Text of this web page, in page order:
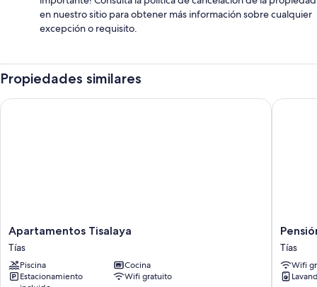
en nuestro sitio para obtener más información sobre cualquier
excepción o requisito.
Propiedades similares
Apartamentos
Tisalaya
Tías
Apartamentos Tisalaya
Tías
Piscina
Cocina
Estacionamiento
Wifi gratuito
Apartamentos Tisalaya
Pensión
MAGEC
Tías
Tías
Wifi
Pensión